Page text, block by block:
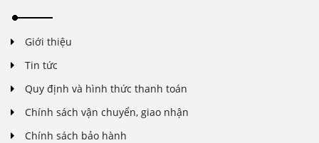
Giới thiệu
Tin tức
Quy định và hình thức thanh toán
Chính sách vận chuyển, giao nhận
Chính sách bảo hành